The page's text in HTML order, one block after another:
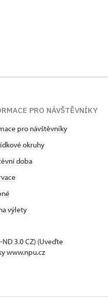
PRO NÁVŠTĚVNÍKY
pro návštěvníky
okruhy
doba
výlety
ND 3.0 CZ) (Uveďte
www.npu.cz